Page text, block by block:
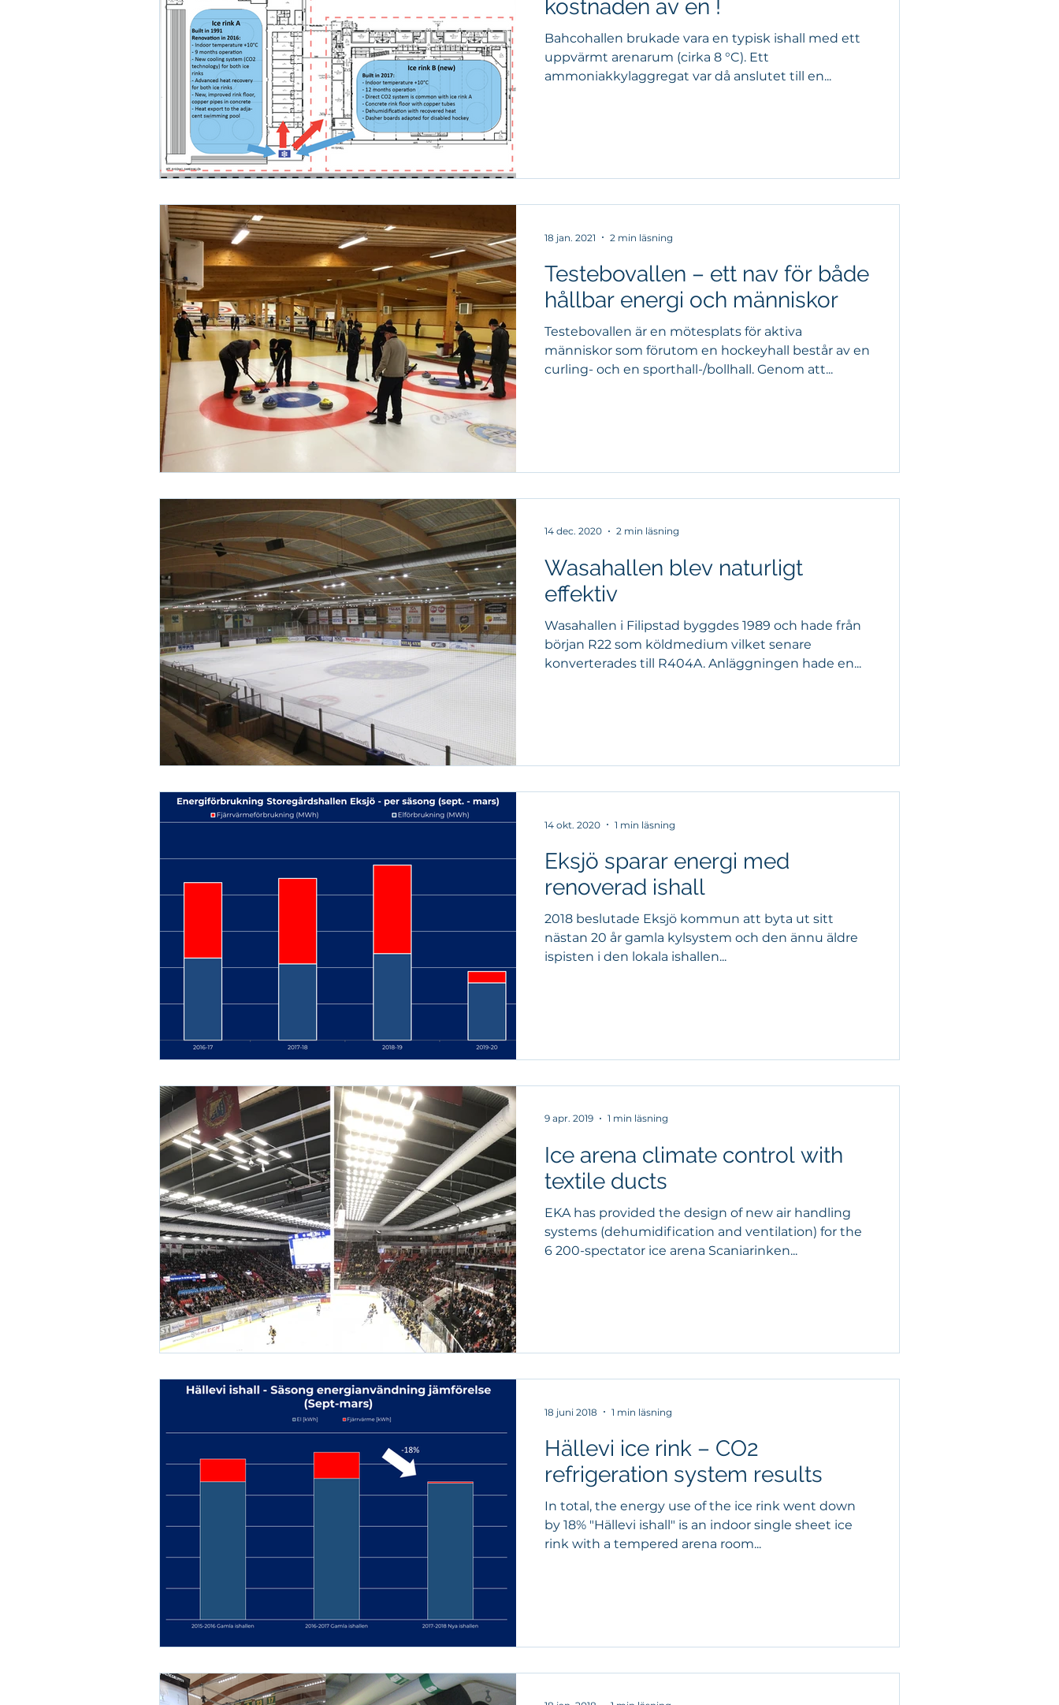
kostnaden av en !
Bahcohallen brukade vara en typisk ishall med ett
uppvärmt arenarum (cirka 8 °C). Ett
ammoniakkylaggregat var då anslutet till en...
Testebovallen – ett nav för både
hållbar energi och människor
Testebovallen är en mötesplats för aktiva
människor som förutom en hockeyhall består av en
curling- och en sporthall-/bollhall. Genom att...
18 jan. 2021 2 min läsning
Wasahallen blev naturligt
effektiv
Wasahallen i Filipstad byggdes 1989 och hade från
början R22 som köldmedium vilket senare
konverterades till R404A. Anläggningen hade en...
14 dec. 2020 2 min läsning
Eksjö sparar energi med
renoverad ishall
2018 beslutade Eksjö kommun att byta ut sitt
nästan 20 år gamla kylsystem och den ännu äldre
ispisten i den lokala ishallen...
14 okt. 2020 1 min läsning
Ice arena climate control with
textile ducts
EKA has provided the design of new air handling
systems (dehumidification and ventilation) for the
6 200-spectator ice arena Scaniarinken...
9 apr. 2019 1 min läsning
Hällevi ice rink – CO2
refrigeration system results
In total, the energy use of the ice rink went down
by 18% "Hällevi ishall" is an indoor single sheet ice
rink with a tempered arena room...
18 juni 2018 1 min läsning